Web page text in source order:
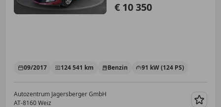
€ 10 350
09/2017 124 541 km Benzin 91 kW (124 PS)
Autozentrum Jagersberger GmbH
AT-8160 Weiz